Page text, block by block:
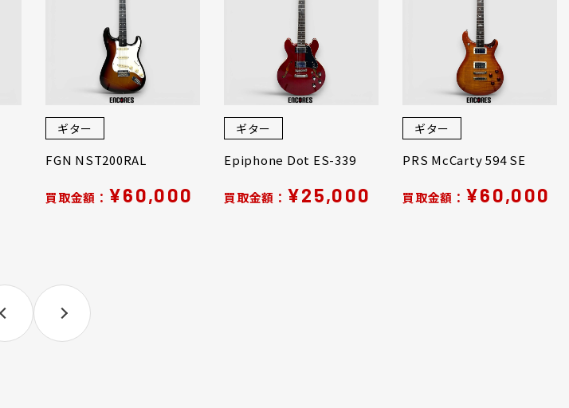
ギター
FGN NST200RAL
買取金額： ¥60,000
ギター
Epiphone Dot ES-339
買取金額： ¥25,000
ギター
PRS McCarty 594 SE
買取金額： ¥60,000